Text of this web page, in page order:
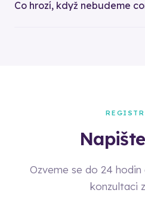
Co hrozí, když nebudeme
Ozveme se do 24
konzultaci